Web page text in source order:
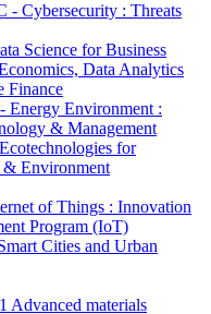
- Cybersecurity : Threats
Science for Business
Data Analytics
Finance
Energy Environment :
& Management
for
& Environment
of Things : Innovation
Program (IoT)
Cities and Urban
Advanced materials